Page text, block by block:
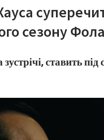
сезону
ставить